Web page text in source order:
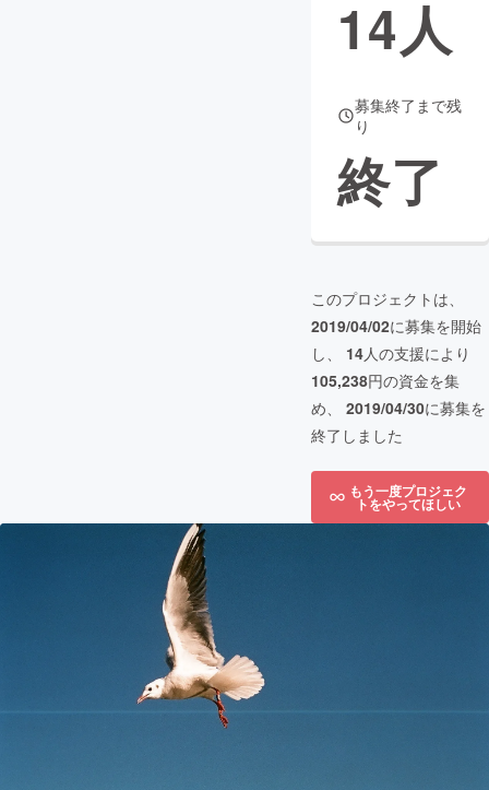
14人
募集終了まで残
り
終了
このプロジェクトは、
2019/04/02に募集を開始
し、 14人の支援により
105,238円の資金を集
め、 2019/04/30に募集を
終了しました
もう一度プロジェク
トをやってほしい